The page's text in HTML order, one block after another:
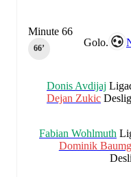
Golo.
Minute 66
66‎’‎
Donis Avdijaj
Dejan Zukic
Fabian Wohlmuth
Dominik